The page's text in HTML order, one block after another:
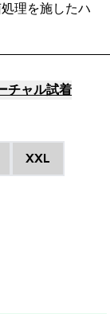
理を施したハ
チャル試着
XXL